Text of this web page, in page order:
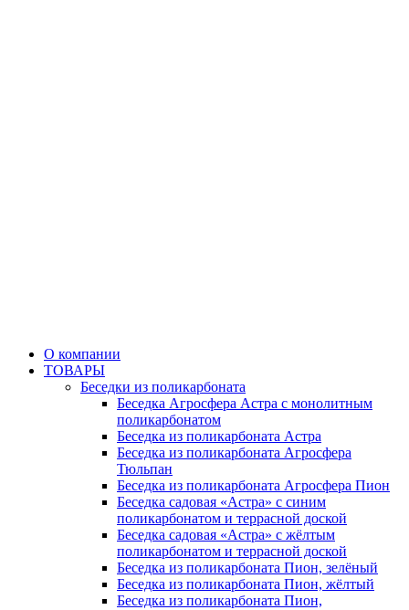
О компании
ТОВАРЫ
Беседки из поликарбоната
Беседка Агросфера Астра с монолитным
поликарбонатом
Беседка из поликарбоната Астра
Беседка из поликарбоната Агросфера
Тюльпан
Беседка из поликарбоната Агросфера Пион
Беседка садовая «Астра» с синим
поликарбонатом и террасной доской
Беседка садовая «Астра» с жёлтым
поликарбонатом и террасной доской
Беседка из поликарбоната Пион, зелёный
Беседка из поликарбоната Пион, жёлтый
Беседка из поликарбоната Пион,